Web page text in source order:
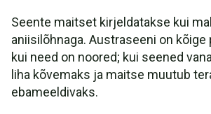
Seente maitset kirjeldatakse kui
aniisilõhnaga. Austraseeni on kõige
kui need on noored; kui seened
liha kõvemaks ja maitse muutub
ebameeldivaks.